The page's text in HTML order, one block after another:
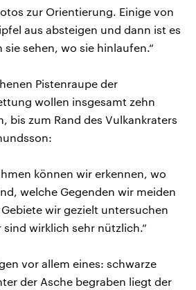
zur Orientierung. Einige von
aus absteigen und dann ist es
sehen, wo sie hinlaufen.“
Pistenraupe der
wollen insgesamt zehn
bis zum Rand des Vulkankraters
können wir erkennen, wo
welche Gegenden wir meiden
wir gezielt untersuchen
sind wirklich sehr nützlich.“
vor allem eines: schwarze
der Asche begraben liegt der